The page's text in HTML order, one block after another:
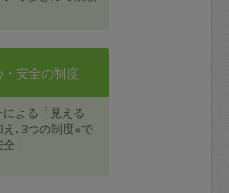
・安全の制度
による「見える
え､3つの制度※で
！